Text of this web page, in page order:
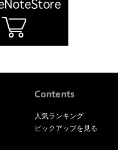
人気ランキング
ピックアップを見る